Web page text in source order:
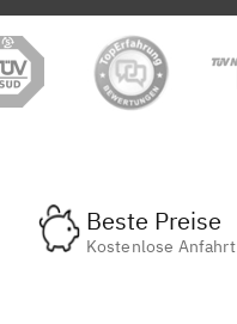
Beste Preise
Kostenlose Anfahrt